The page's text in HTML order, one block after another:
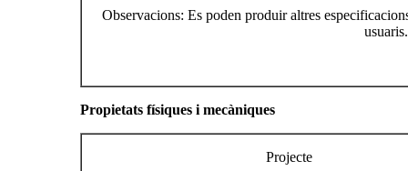
Observacions: Es poden produir altres
usuaris.
Propietats físiques i mecàniques
Projecte